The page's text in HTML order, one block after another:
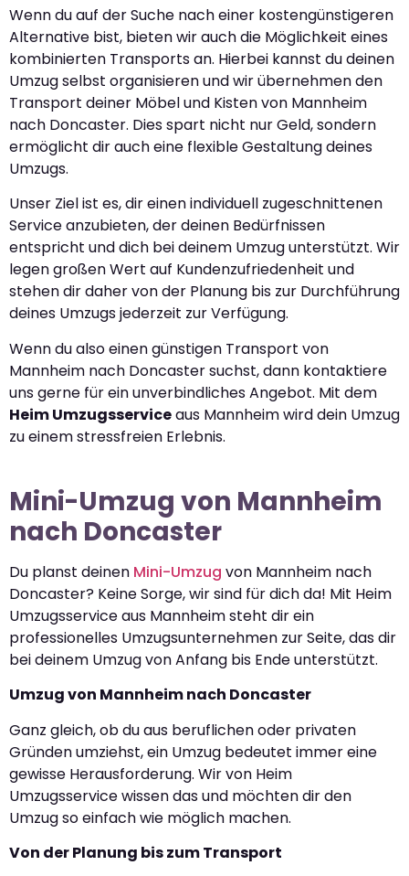
Wenn du auf der Suche nach einer kostengünstigeren
Alternative bist, bieten wir auch die Möglichkeit eines
kombinierten Transports an. Hierbei kannst du deinen
Umzug selbst organisieren und wir übernehmen den
Transport deiner Möbel und Kisten von Mannheim
nach Doncaster. Dies spart nicht nur Geld, sondern
ermöglicht dir auch eine flexible Gestaltung deines
Umzugs.
Unser Ziel ist es, dir einen individuell zugeschnittenen
Service anzubieten, der deinen Bedürfnissen
entspricht und dich bei deinem Umzug unterstützt. Wir
legen großen Wert auf Kundenzufriedenheit und
stehen dir daher von der Planung bis zur Durchführung
deines Umzugs jederzeit zur Verfügung.
Wenn du also einen günstigen Transport von
Mannheim nach Doncaster suchst, dann kontaktiere
uns gerne für ein unverbindliches Angebot. Mit dem
Heim Umzugsserviceaus Mannheim wird dein Umzug
zu einem stressfreien Erlebnis.
Mini-Umzug von Mannheim
nach Doncaster
Du planst deinen Mini-Umzug von Mannheim nach
Doncaster? Keine Sorge, wir sind für dich da! Mit Heim
Umzugsservice aus Mannheim steht dir ein
professionelles Umzugsunternehmen zur Seite, das dir
bei deinem Umzug von Anfang bis Ende unterstützt.
Umzug von Mannheim nach Doncaster
Ganz gleich, ob du aus beruflichen oder privaten
Gründen umziehst, ein Umzug bedeutet immer eine
gewisse Herausforderung. Wir von Heim
Umzugsservice wissen das und möchten dir den
Umzug so einfach wie möglich machen.
Von der Planung bis zum Transport